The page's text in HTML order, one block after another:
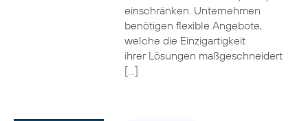
einschränken. Unternehmen
benötigen flexible Angebote,
welche die Einzigartigkeit
ihrer Lösungen maßgeschneidert
[…]